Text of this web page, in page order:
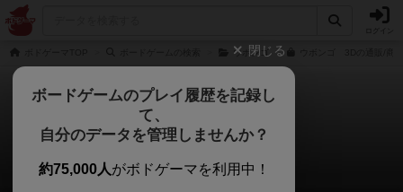
ウボンゴ
ウボンゴ3D
てうさんのレビュー
閉じる
ボードゲームのプレイ履歴を記録し
て、
自分のデータを管理しませんか？
約75,000人がボドゲーマを利用中！